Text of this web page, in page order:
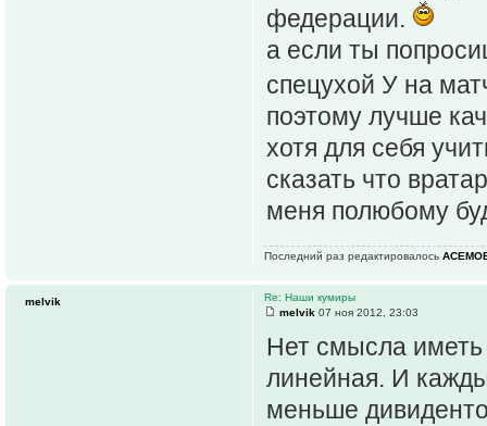
федерации.
а если ты
спецухой У на
поэтому лучше
хотя для себя
сказать что
меня полюбому
Последний раз редактировалось
Re: Наши кумиры
melvik 07 ноя 2012, 23:03
Нет смысла иметь
линейная. И
меньше
melvik